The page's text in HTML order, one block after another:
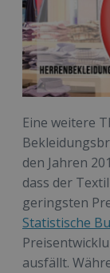
Eine weitere
den Jahren
dass der
geringsten
Statistische
ausfällt.